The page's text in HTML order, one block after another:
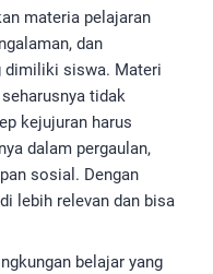
materia pelajaran
dan
dimiliki siswa. Materi
tidak
kejujuran harus
dalam pergaulan,
sosial. Dengan
lebih relevan dan bisa
belajar yang